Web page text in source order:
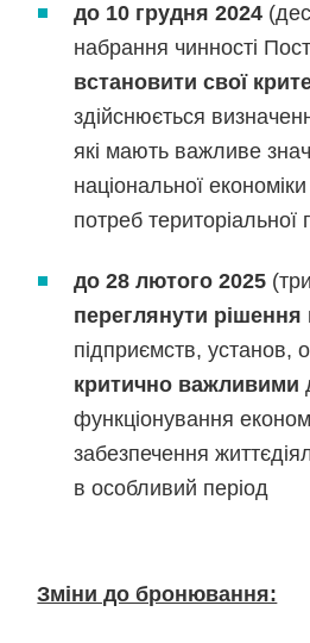
до 10 грудня 2024
набрання чинності
встановити свої
здійснюється
які мають важливе
національної
потреб територіальної
до 28 лютого 2025
переглянути рішення
підприємств, установ,
критично важливими
функціонування
забезпечення
в особливий період
Зміни до бронювання: